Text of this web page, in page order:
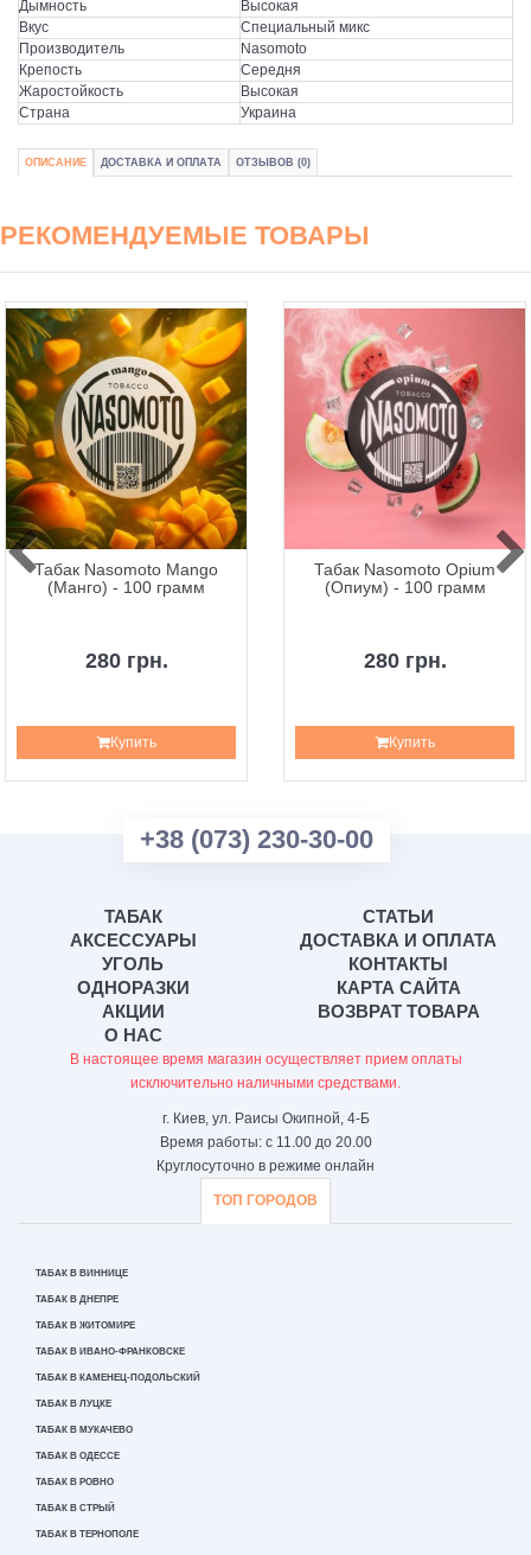
Дымность
Высокая
Вкус
Специальный микс
Производитель
Nasomoto
Крепость
Середня
Жаростойкость
Высокая
Страна
Украина
ОПИСАНИЕ ДОСТАВКА И ОПЛАТА ОТЗЫВОВ (0)
РЕКОМЕНДУЕМЫЕ ТОВАРЫ
Табак Nasomoto Mango
(Манго) - 100 грамм
280 грн.
Купить
Табак Nasomoto Opium
(Опиум) - 100 грамм
280 грн.
Купить
+38 (073) 230-30-00
ТАБАК
АКСЕССУАРЫ
УГОЛЬ
ОДНОРАЗКИ
АКЦИИ
О НАС
СТАТЬИ
ДОСТАВКА И ОПЛАТА
КОНТАКТЫ
КАРТА САЙТА
ВОЗВРАТ ТОВАРА
В настоящее время магазин осуществляет прием оплаты
исключительно наличными средствами.
г. Киев, ул. Раисы Окипной, 4-Б
Время работы: с 11.00 до 20.00
Круглосуточно в режиме онлайн
ТОП ГОРОДОВ
ТАБАК В ВИННИЦЕ
ТАБАК В ДНЕПРЕ
ТАБАК В ЖИТОМИРЕ
ТАБАК В ИВАНО-ФРАНКОВСКЕ
ТАБАК В КАМЕНЕЦ-ПОДОЛЬСКИЙ
ТАБАК В ЛУЦКЕ
ТАБАК В МУКАЧЕВО
ТАБАК В ОДЕССЕ
ТАБАК В РОВНО
ТАБАК В СТРЫЙ
ТАБАК В ТЕРНОПОЛЕ